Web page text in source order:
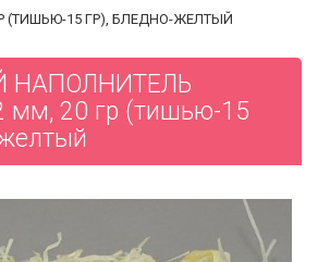
(ТИШЬЮ-15 ГР), БЛЕДНО-ЖЕЛТЫЙ
мм, 20 гр (тишью-15